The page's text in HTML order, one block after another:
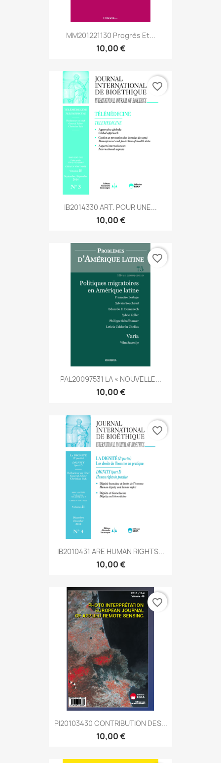
MM201221130 Progrès Et...
10,00 €
IB2014330 ART. POUR UNE...
10,00 €
favorite_border
PAL20097531 LA « NOUVELLE...
10,00 €
favorite_border
IB2010431 ARE HUMAN RIGHTS...
10,00 €
favorite_border
PI20103430 CONTRIBUTION DES...
10,00 €
favorite_border